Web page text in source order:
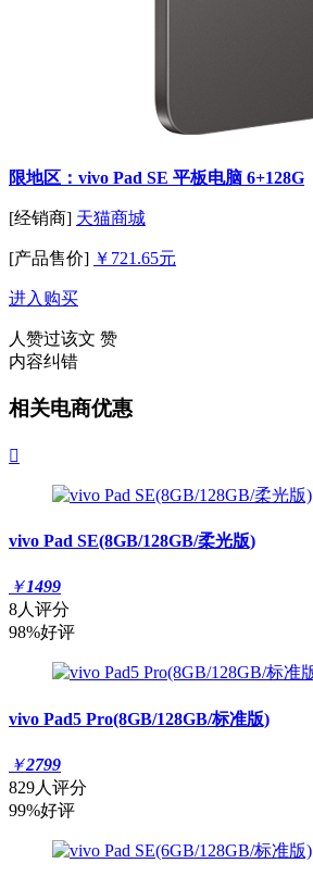
限地区：vivo Pad SE 平板电脑 6+128G
[经销商] 天猫商城
[产品售价] ￥721.65元
进入购买
人赞过该文 赞
内容纠错
相关电商优惠

vivo Pad SE(8GB/128GB/柔光版)
￥1499
8人评分
98%好评
vivo Pad5 Pro(8GB/128GB/标准版)
￥2799
829人评分
99%好评